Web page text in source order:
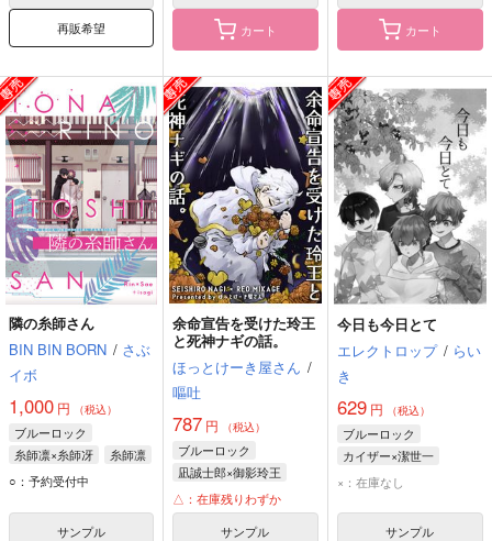
再販希望 カート カート
隣の糸師さん
BIN BIN BORN / さぶ
イボ
1,000 円 （税込）
ブルーロック
糸師凛×糸師冴
糸師凛
糸師冴
○：予約受付中
サンプル
余命宣告を受けた玲王
と死神ナギの話。
ほっとけーき屋さん /
嘔吐
787 円 （税込）
ブルーロック
凪誠士郎×御影玲王
御影玲王
死神（ナギ）
△：在庫残りわずか
サンプル
今日も今日とて
エレクトロップ / らい
き
629円 （税込）
ブルーロック
カイザー×潔世一
ミヒャエル・カイザー
×：在庫なし
サンプル